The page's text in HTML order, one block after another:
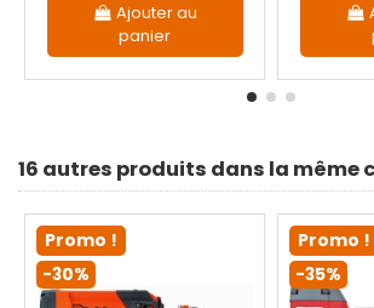
Ajouter au
panier
16 autres produits dans la même
Promo !
-30%
Promo !
-35%